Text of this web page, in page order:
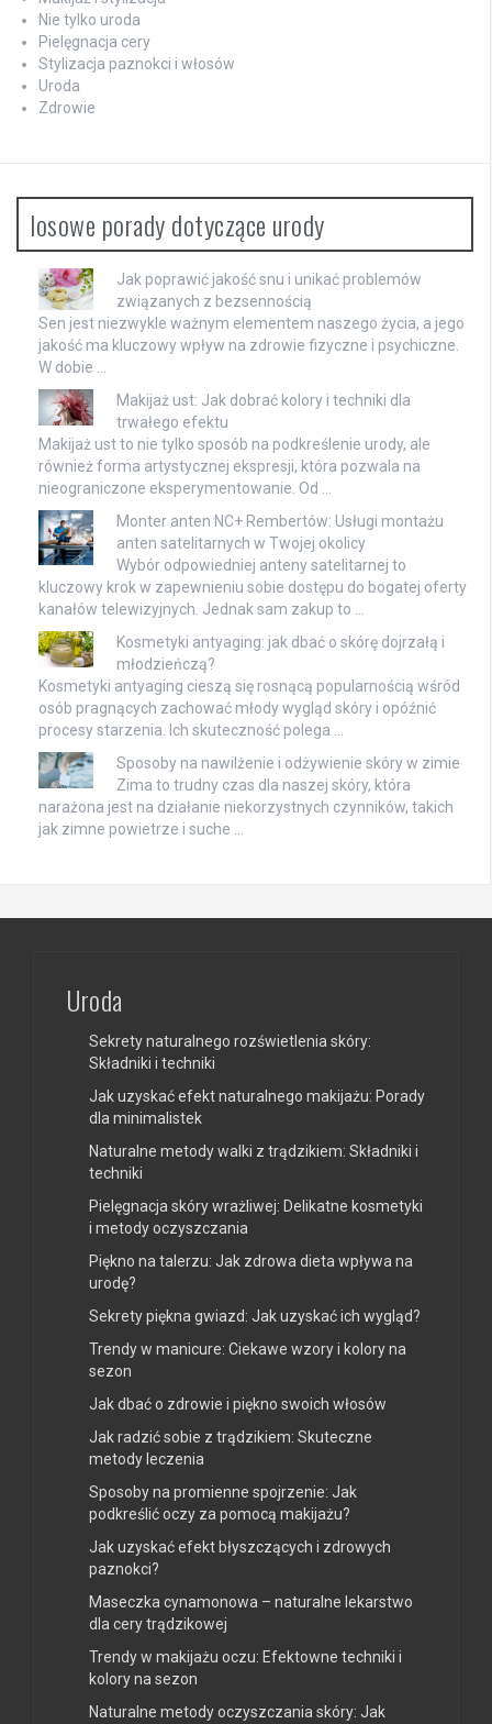
Nie tylko uroda
Pielęgnacja cery
Stylizacja paznokci i włosów
Uroda
Zdrowie
losowe porady dotyczące urody
Jak poprawić jakość snu i unikać problemów
związanych z bezsennością
Sen jest niezwykle ważnym elementem naszego życia, a jego
jakość ma kluczowy wpływ na zdrowie fizyczne i psychiczne.
W dobie …
Makijaż ust: Jak dobrać kolory i techniki dla
trwałego efektu
Makijaż ust to nie tylko sposób na podkreślenie urody, ale
również forma artystycznej ekspresji, która pozwala na
nieograniczone eksperymentowanie. Od …
Monter anten NC+ Rembertów: Usługi montażu
anten satelitarnych w Twojej okolicy
Wybór odpowiedniej anteny satelitarnej to
kluczowy krok w zapewnieniu sobie dostępu do bogatej oferty
kanałów telewizyjnych. Jednak sam zakup to …
Kosmetyki antyaging: jak dbać o skórę dojrzałą i
młodzieńczą?
Kosmetyki antyaging cieszą się rosnącą popularnością wśród
osób pragnących zachować młody wygląd skóry i opóźnić
procesy starzenia. Ich skuteczność polega …
Sposoby na nawilżenie i odżywienie skóry w zimie
Zima to trudny czas dla naszej skóry, która
narażona jest na działanie niekorzystnych czynników, takich
jak zimne powietrze i suche …
Uroda
Sekrety naturalnego rozświetlenia skóry:
Składniki i techniki
Jak uzyskać efekt naturalnego makijażu: Porady
dla minimalistek
Naturalne metody walki z trądzikiem: Składniki i
techniki
Pielęgnacja skóry wrażliwej: Delikatne kosmetyki
i metody oczyszczania
Piękno na talerzu: Jak zdrowa dieta wpływa na
urodę?
Sekrety piękna gwiazd: Jak uzyskać ich wygląd?
Trendy w manicure: Ciekawe wzory i kolory na
sezon
Jak dbać o zdrowie i piękno swoich włosów
Jak radzić sobie z trądzikiem: Skuteczne
metody leczenia
Sposoby na promienne spojrzenie: Jak
podkreślić oczy za pomocą makijażu?
Jak uzyskać efekt błyszczących i zdrowych
paznokci?
Maseczka cynamonowa – naturalne lekarstwo
dla cery trądzikowej
Trendy w makijażu oczu: Efektowne techniki i
kolory na sezon
Naturalne metody oczyszczania skóry: Jak